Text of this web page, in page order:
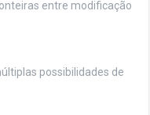
entre modificação
possibilidades de